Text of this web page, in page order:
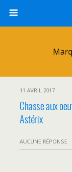
11 AVRIL 2017
Chasse aux
Astérix
AUCUNE RÉPONSE